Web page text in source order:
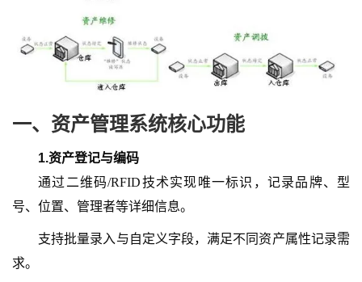
一、 资产管理系统核心功能
1.资产登记与编码
通过二维码/RFID技术实现唯一标识，记录品牌、型
号、位置、管理者等详细信息。
支持批量录入与自定义字段，满足不同资产属性记录需
求。